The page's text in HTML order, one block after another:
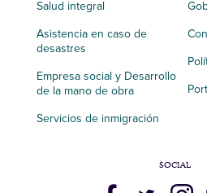
Salud integral
Asistencia en caso de
desastres
Empresa social y Desarrollo
de la mano de obra
Servicios de inmigración
SOCIAL